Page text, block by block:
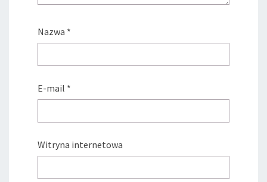
Nazwa *
E-mail *
Witryna internetowa